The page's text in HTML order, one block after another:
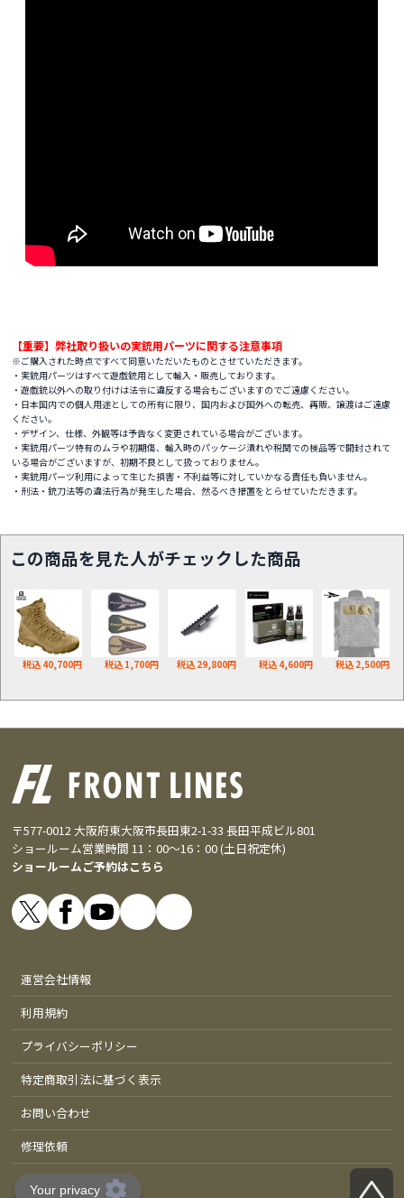
【重要】弊社取り扱いの実銃用パーツに関する注意事項
※ご購入された時点ですべて同意いただいたものとさせていただきます。
・実銃用パーツはすべて遊戯銃用として輸入・販売しております。
・遊戯銃以外への取り付けは法令に違反する場合もございますのでご遠慮ください。
・日本国内での個人用途としての所有に限り、国内および国外への転売、再販、譲渡はご遠慮
ください。
・デザイン、仕様、外観等は予告なく変更されている場合がございます。
・実銃用パーツ特有のムラや初期傷、輸入時のパッケージ潰れや税関での検品等で開封されて
いる場合がございますが、初期不良として扱っておりません。
・実銃用パーツ利用によって生じた損害・不利益等に対していかなる責任も負いません。
・刑法・銃刀法等の違法行為が発生した場合、然るべき措置をとらせていただきます。
この商品を見た人がチェックした商品
税込 40,700円 税込 1,700円 税込 29,800円 税込 4,600円 税込 2,500円
〒577-0012 大阪府東大阪市長田東2-1-33 長田平成ビル801
ショールーム営業時間 11：00～16：00 (土日祝定休)
ショールームご予約はこちら
運営会社情報
利用規約
プライバシーポリシー
特定商取引法に基づく表示
お問い合わせ
修理依頼